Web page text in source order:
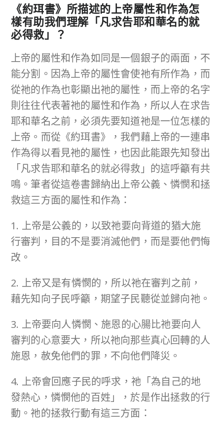
《約珥書》所描述的上帝屬性和作為怎
樣有助我們理解「凡求告耶和華名的就
必得救」？
上帝的屬性和作為如同是一個銀子的兩面，不
能分割。因為上帝的屬性會使祂有所作為，而
從祂的作為也彰顯出祂的屬性，而上帝的名字
則往往代表著祂的屬性和作為，所以人在求告
耶和華名之前，必須先要知道祂是一位怎樣的
上帝。而從《約珥書》，我們藉上帝的一連串
作為得以看見祂的屬性，也因此能跟先知發出
「凡求告耶和華名的就必得救」的這呼籲有共
鳴。筆者從這卷書歸納出上帝公義、憐憫和拯
救這三方面的屬性和作為：
1. 上帝是公義的，以致祂要向背道的猶大施
行審判，目的不是要消滅他們，而是要他們悔
改。
2. 上帝又是有憐憫的，所以祂在審判之前，
藉先知向子民呼籲，期望子民聽從並歸向祂。
3. 上帝要向人憐憫、施恩的心腸比祂要向人
審判的心意要大，所以祂向那些真心回轉的人
施恩，赦免他們的罪，不向他們降災。
4. 上帝會回應子民的呼求，祂「為自己的地
發熱心，憐憫他的百姓」，於是作出拯救的行
動。祂的拯救行動有這三方面：